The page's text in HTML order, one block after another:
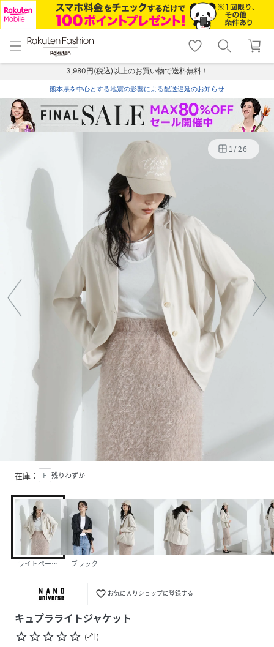
menu home
トップ
shopping_cart lock_outline
ログイン
3,980円(税込)以上のお買い物で送料無料！
熊本県を中心とする地震の影響による配送遅延のお知らせ
1/26
在庫： Ｆ 残りわずか
ライトベージュ1 ブラック
favorite_border お気に入りショップに登録する
キュプラライトジャケット
star_borderstar_borderstar_borderstar_borderstar_border (-件)